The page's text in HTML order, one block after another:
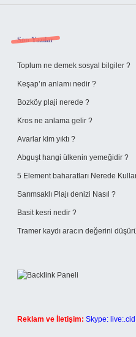
Sidebar
Son Yazılar
Toplum ne demek sosyal bilgiler ?
Keşap’ın anlamı nedir ?
Bozköy plaji nerede ?
Kros ne anlama gelir ?
Avarlar kim yıktı ?
Abguşt hangi ülkenin yemeğidir ?
5 Element baharatları Nerede
Sarımsaklı Plajı denizi Nasıl ?
Basit kesri nedir ?
Tramer kaydı aracın değerini
Reklam ve İletişim: Skype: